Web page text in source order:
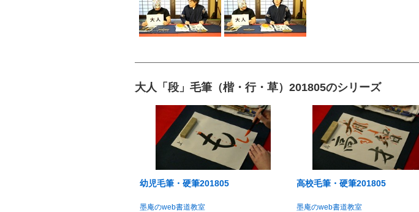
大人「段」毛筆（楷・行・草）201805のシリーズ
幼児毛筆・硬筆201805
墨庵のweb書道教室
高校毛筆・硬筆201805
墨庵のweb書道教室